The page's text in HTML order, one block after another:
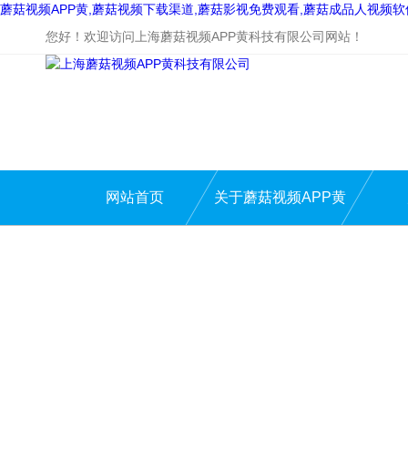
蘑菇视频APP黄,蘑菇视频下载渠道,蘑菇影视免费观看,蘑菇成品人视频
您好！欢迎访问上海蘑菇视频APP黄科技有限公司网站！
网站首页 关于蘑菇视频APP黄